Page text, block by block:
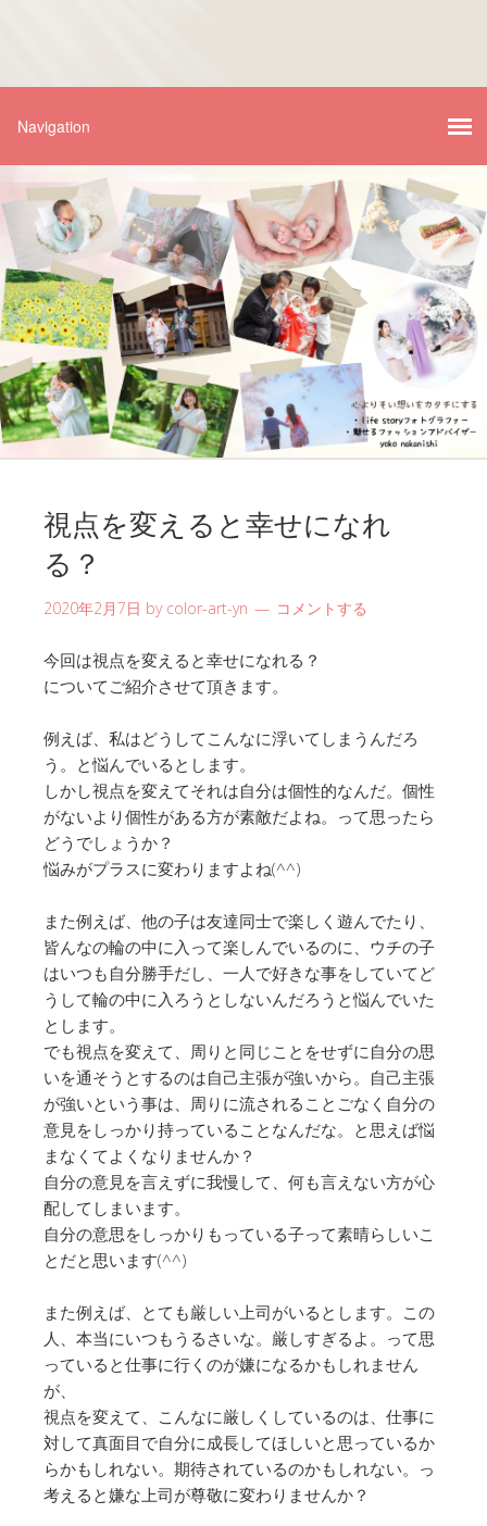
視点を変えると幸せになれ
る？
2020年2月7日 by color-art-yn コメントする
今回は視点を変えると幸せになれる？
についてご紹介させて頂きます。
例えば、私はどうしてこんなに浮いてしまうんだろ
う。 と悩んでいるとします。
しかし視点を変えてそれは自分は個性的なんだ。 個性
がないより個性がある方が素敵だよね。 って思ったら
どうでしょうか？
悩みがプラスに変わりますよね(^^)
また例えば、他の子は友達同士で楽しく遊んでたり、
皆んなの輪の中に入って楽しんでいるのに、 ウチの子
はいつも自分勝手だし、 一人で好きな事をしていてど
うして輪の中に入ろうとしないんだろ うと悩んでいた
とします。
でも視点を変えて、 周りと同じことをせずに自分の思
いを通そうとするのは自己主張が強いから。自己主張
が強いという事は、 周りに流されることごなく自分の
意見をしっかり持っていることなんだな。と思えば悩
まなくてよくなりませんか？
自分の意見を言えずに我慢して、 何も言えない方が心
配してしまいます。
自分の意思をしっかりもっている子って素晴らしいこ
とだと思います(^^)
また例えば、とても厳しい上司がいるとします。この
人、 本当にいつもうるさいな。厳しすぎるよ。 って思
っていると仕事に行くのが嫌になるかもしれません
が、
視点を変えて、こんなに厳しくしているのは、 仕事に
対して真面目で自分に成長してほしいと思っているか
らかも しれない。期待されているのかもしれない。 っ
考えると嫌な上司が尊敬に変わりませんか？